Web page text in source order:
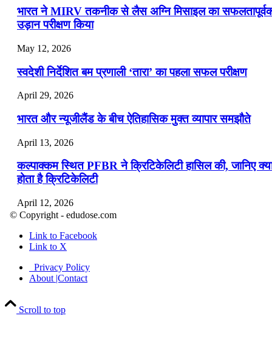
भारत ने MIRV तकनीक से लैस अग्नि मिसाइल का
उड़ान परीक्षण किया
May 12, 2026
स्वदेशी निर्देशित बम प्रणाली ‘तारा’ का पहला सफल परीक्षण
April 29, 2026
भारत और न्यूजीलैंड के बीच ऐतिहासिक मुक्त व्यापार समझौते
April 13, 2026
कल्पाक्कम स्थित PFBR ने क्रिटिकेलिटी हासिल की, जानिए
होता है क्रिटिकेलिटी
April 12, 2026
April 9, 2026
नासा का आर्टेमिस-2 मिशन: मनुष्य एक बार फिर से चंद्रमा के
पहुंचा
April 7, 2026
© Copyright - edudose.com
Link to Facebook
Link to X
Privacy Policy
About |Contact
Scroll to top